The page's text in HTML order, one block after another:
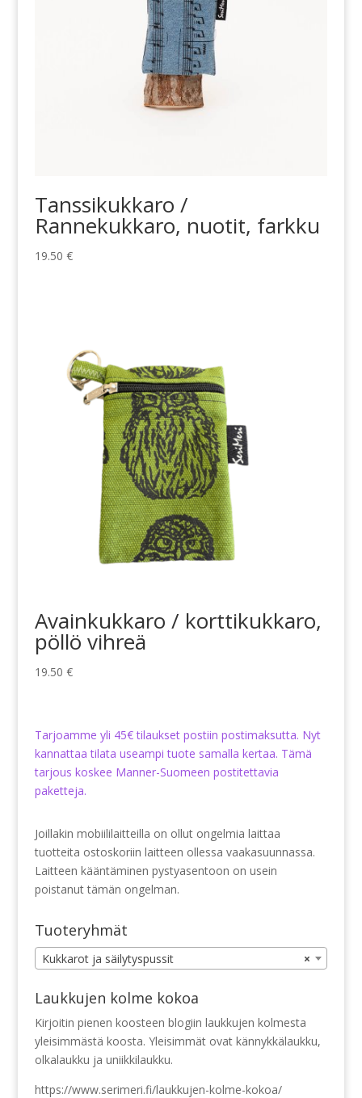
Tanssikukkaro /
Rannekukkaro, nuotit, farkku
19.50 €
Avainkukkaro / korttikukkaro,
pöllö vihreä
19.50 €
Tarjoamme yli 45€ tilaukset postiin postimaksutta. Nyt
kannattaa tilata useampi tuote samalla kertaa. Tämä
tarjous koskee Manner-Suomeen postitettavia
paketteja.
Joillakin mobiililaitteilla on ollut ongelmia laittaa
tuotteita ostoskoriin laitteen ollessa vaakasuunnassa.
Laitteen kääntäminen pystyasentoon on usein
poistanut tämän ongelman.
Tuoteryhmät
×
Kukkarot ja säilytyspussit
Laukkujen kolme kokoa
Kirjoitin pienen koosteen blogiin laukkujen kolmesta
yleisimmästä koosta. Yleisimmät ovat kännykkälaukku,
olkalaukku ja uniikkilaukku.
https://www.serimeri.fi/laukkujen-kolme-kokoa/